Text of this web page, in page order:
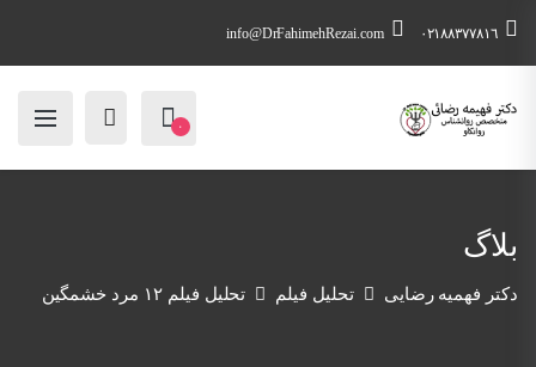
٠٢١٨٨٣٧٧٨١٦ info@DrFahimehRezai.com
۰
بلاگ
دکتر فهمیه رضایی تحلیل فیلم تحلیل فیلم ۱۲ مرد خشمگین